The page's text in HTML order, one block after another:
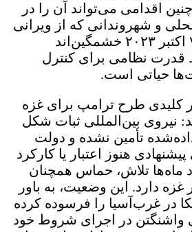
اقدامی می‌تواند آن را در
و شهروندانی که از ویرانی
غزه پس از حملات ۷ اکتبر ۲۰۲۳ خشمگین‌اند
قدرت نظامی برای کنترل
حیاتی است.
کلیدی طرح ترامپ برای غزه
نیروی بین‌المللی ثبات شکل
تأمین نشده و دولت
هنوز اعتبار یا کارکرد
ماه‌ها تلاش، حماس همچنان
دارد. این وضعیت، به باور
در غرب‌آسیا را فرسوده کرده
واشنگتن در اجرای شروط خود